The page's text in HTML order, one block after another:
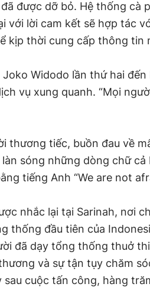
được dỡ bỏ. Hệ thống cà
với lời cam kết sẽ hợp tác
kịp thời cung cấp thông tin
Widodo lần thứ hai đến
vụ xung quanh. “Mọi
thương tiếc, buồn đau về
sóng những dòng chữ cả
tiếng Anh “We are not
nhắc lại tại Sarinah, nơi
thống đầu tiên của
đã dạy tổng thống thuở
và sự tận tụy chăm
cuộc tấn công, hàng